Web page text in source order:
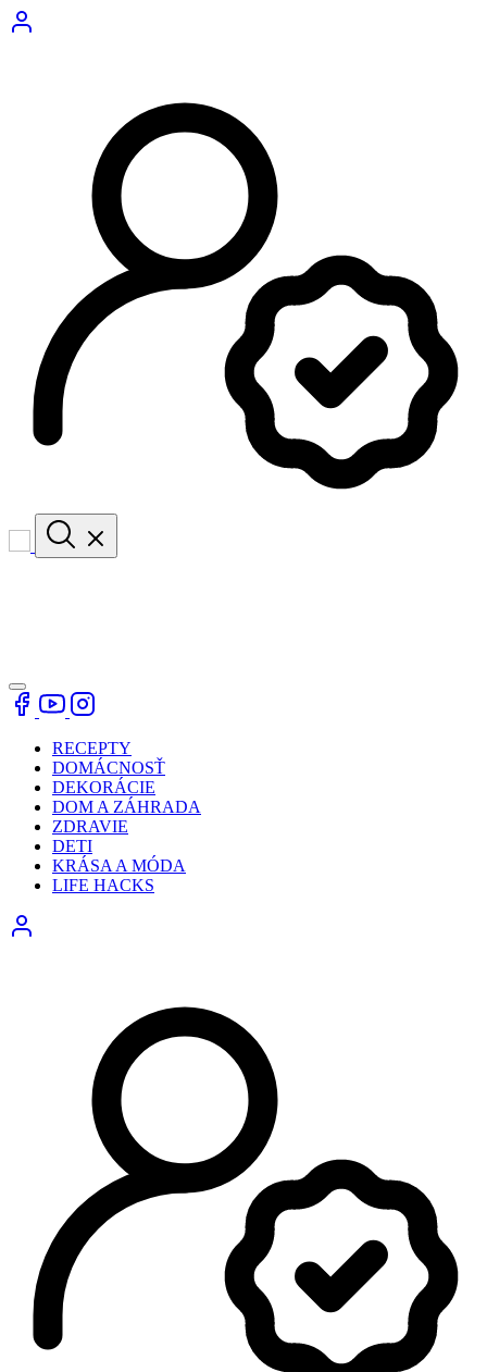
RECEPTY
DOMÁCNOSŤ
DEKORÁCIE
DOM A ZÁHRADA
ZDRAVIE
DETI
KRÁSA A MÓDA
LIFE HACKS